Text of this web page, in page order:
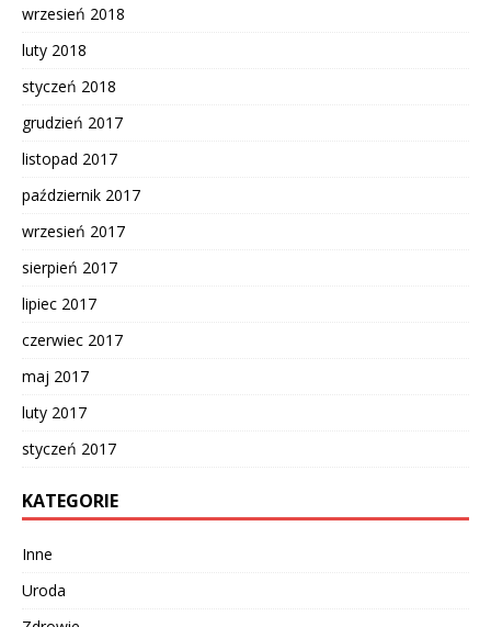
wrzesień 2018
luty 2018
styczeń 2018
grudzień 2017
listopad 2017
październik 2017
wrzesień 2017
sierpień 2017
lipiec 2017
czerwiec 2017
maj 2017
luty 2017
styczeń 2017
KATEGORIE
Inne
Uroda